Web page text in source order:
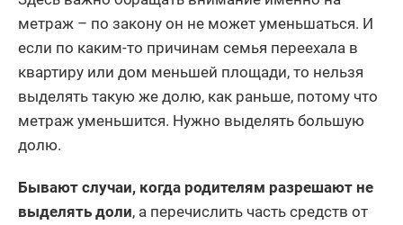
метраж – по закону он не может уменьшаться. И
если по каким-то причинам семья переехала в
квартиру или дом меньшей площади, то нельзя
выделять такую же долю, как раньше, потому что
метраж уменьшится. Нужно выделять большую
долю.
Бывают случаи, когда родителям разрешают не
выделять доли, а перечислить часть средств от